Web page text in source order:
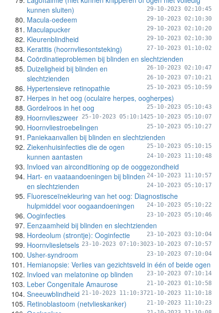
kunnen sluiten)
29-10-2023 02:10:45
Macula-oedeem 29-10-2023 02:10:30
Maculapucker 29-10-2023 02:10:20
Kleurenblindheid 29-10-2023 02:10:30
Keratitis (hoornvliesontsteking) 27-10-2023 01:10:02
Coördinatieproblemen bij blinden en slechtzienden
26-10-2023 02:10:47
Duizeligheid bij blinden en
slechtzienden
26-10-2023 07:10:21
Hypertensieve retinopathie 25-10-2023 05:10:59
Herpes in het oog (oculaire herpes, oogherpes)
25-10-2023 05:10:43
Gordelroos in het oog
25-10-2023 05:10:07
Hoornvlieszweer 25-10-2023 05:10:14
Hoornvliestroebelingen 25-10-2023 05:10:27
Paniekaanvallen bij blinden en slechtzienden
25-10-2023 05:10:15
Ziekenhuisinfecties die de ogen
kunnen aantasten
24-10-2023 11:10:48
Invloed van airconditioning op de ooggezondheid
24-10-2023 11:10:57
Hart- en vaataandoeningen bij blinden
en slechtzienden
24-10-2023 05:10:17
Fluoresceïnekleuring van het oog: Diagnostische
hulpmiddel voor oogaandoeningen
24-10-2023 05:10:22
Ooginfecties 23-10-2023 05:10:46
Eenzaamheid bij blinden en slechtzienden
23-10-2023 03:10:04
Hordeolum (strontje): Ooginfectie
23-10-2023 07:10:57
Hoornvliesletsels 23-10-2023 07:10:30
Usher-syndroom 23-10-2023 07:10:04
Hemianopsie: Verlies van gezichtsveld in één of beide ogen
23-10-2023 07:10:14
Invloed van melatonine op blinden
21-10-2023 01:10:58
Leber Congenitale Amaurose
21-10-2023 11:10:18
Sneeuwblindheid 21-10-2023 11:10:37
Retinoblastoom (netvlieskanker) 21-10-2023 11:10:23